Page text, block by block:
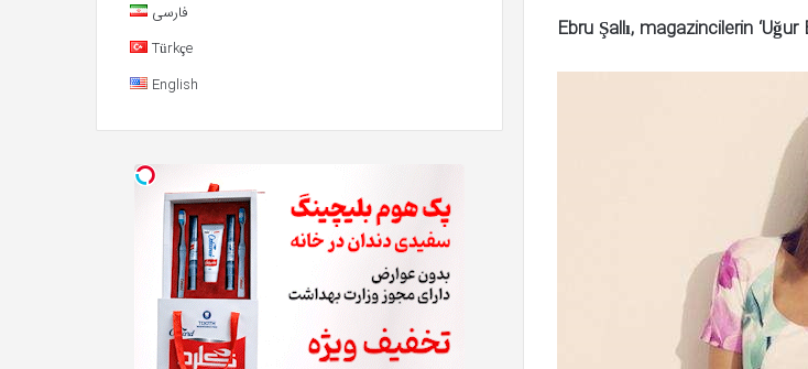
Ebru Şallı, magazincilerin
فارسی
Türkçe
English